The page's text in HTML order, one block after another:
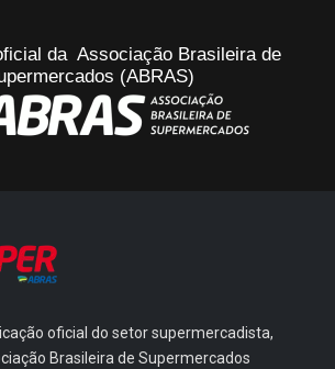
da Associação Brasileira de
(ABRAS)
oficial do setor supermercadista,
Brasileira de Supermercados